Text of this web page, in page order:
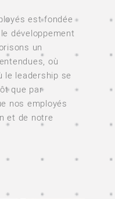
est fondée
développement
un
où
le leadership se
que par
nos employés
et de notre